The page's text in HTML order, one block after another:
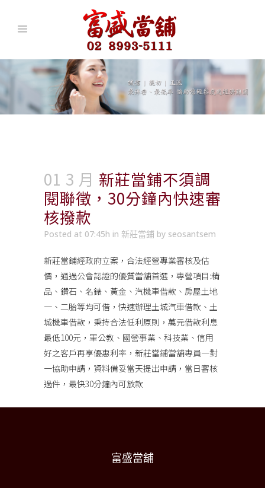
01 3 月 新莊當鋪不須調
閱聯徵，30分鐘內快速審
核撥款
Posted at 07:45h in 新莊當鋪 by seosantsem
新莊當鋪經政府立案，合法經營專業審核及估
價，通過公會認證的優質當舖首選，專營項目:精
品、鑽石、名錶、黃金、汽機車借款、房屋土地
一、二胎等均可借，快速辦理土城汽車借款、土
城機車借款，秉持合法低利原則，萬元借款利息
最低100元，軍公教、國營事業、科技業、信用
好之客戶再享優惠利率，新莊當鋪當舖專員一對
一協助申請，資料備妥當天提出申請，當日審核
過件，最快30分鐘內可放款
富盛當舖